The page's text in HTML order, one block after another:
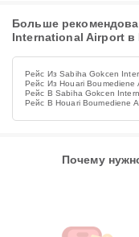
Больше
International Airport в
Рейс Из Sabiha Gokcen
Рейс Из Houari Boumediene
Рейс В Sabiha Gokcen
Рейс В Houari Boumediene
Почему